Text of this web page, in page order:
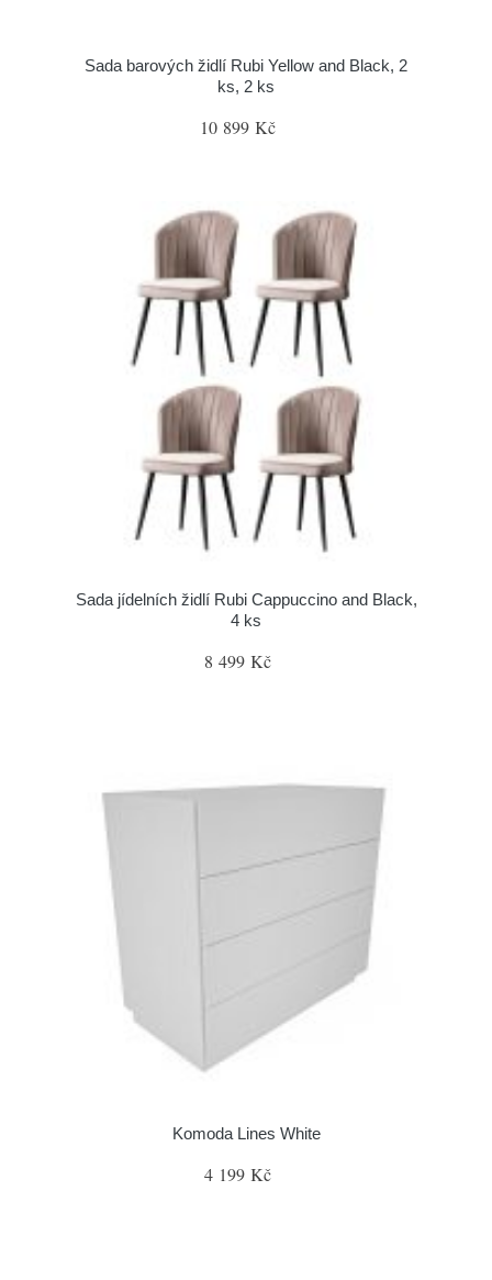
Sada barových židlí Rubi Yellow and Black, 2
ks, 2 ks
10 899 Kč
Sada jídelních židlí Rubi Cappuccino and Black,
4 ks
8 499 Kč
Komoda Lines White
4 199 Kč